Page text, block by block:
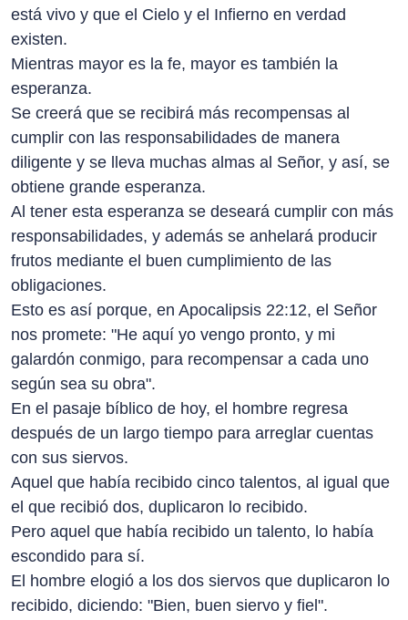
está vivo y que el Cielo y el Infierno en verdad
existen.
Mientras mayor es la fe, mayor es también la
esperanza.
Se creerá que se recibirá más recompensas al
cumplir con las responsabilidades de manera
diligente y se lleva muchas almas al Señor, y así, se
obtiene grande esperanza.
Al tener esta esperanza se deseará cumplir con más
responsabilidades, y además se anhelará producir
frutos mediante el buen cumplimiento de las
obligaciones.
Esto es así porque, en Apocalipsis 22:12, el Señor
nos promete: "He aquí yo vengo pronto, y mi
galardón conmigo, para recompensar a cada uno
según sea su obra".
En el pasaje bíblico de hoy, el hombre regresa
después de un largo tiempo para arreglar cuentas
con sus siervos.
Aquel que había recibido cinco talentos, al igual que
el que recibió dos, duplicaron lo recibido.
Pero aquel que había recibido un talento, lo había
escondido para sí.
El hombre elogió a los dos siervos que duplicaron lo
recibido, diciendo: "Bien, buen siervo y fiel".